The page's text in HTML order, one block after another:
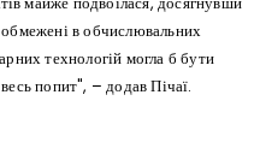
в обчислювальних
технологій могла б бути
попит", – додав Пічаї.